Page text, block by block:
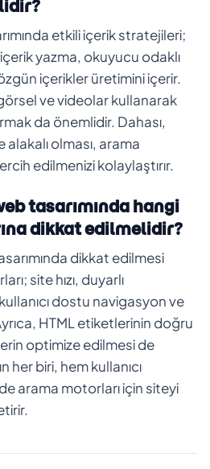
etkili içerik stratejileri;
yazma, okuyucu odaklı
içerikler üretimini içerir.
ve videolar kullanarak
da önemlidir. Dahası,
olması, arama
edilmenizi kolaylaştırır.
tasarımında hangi
dikkat edilmelidir?
dikkat edilmesi
site hızı, duyarlı
dostu navigasyon ve
HTML etiketlerinin doğru
optimize edilmesi de
her biri, hem kullanıcı
arama motorları için siteyi